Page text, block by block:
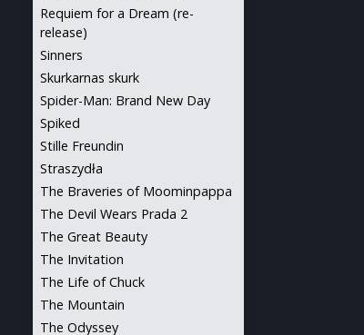
Requiem for a Dream (re-
release)
Sinners
Skurkarnas skurk
Spider-Man: Brand New Day
Spiked
Stille Freundin
Straszydła
The Braveries of Moominpappa
The Devil Wears Prada 2
The Great Beauty
The Invitation
The Life of Chuck
The Mountain
The Odyssey